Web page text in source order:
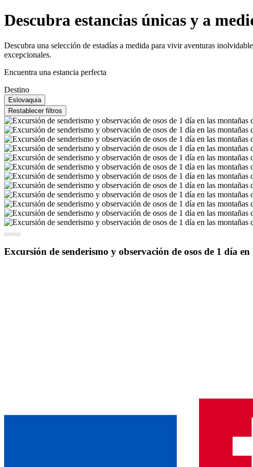
Descubra estancias únicas y a
Descubra una selección de estadías a medida para vivir aventuras
excepcionales.
Encuentra una estancia perfecta
Destino
Eslovaquia
Restablecer filtros
Excursión de senderismo y observación de osos de 1 día